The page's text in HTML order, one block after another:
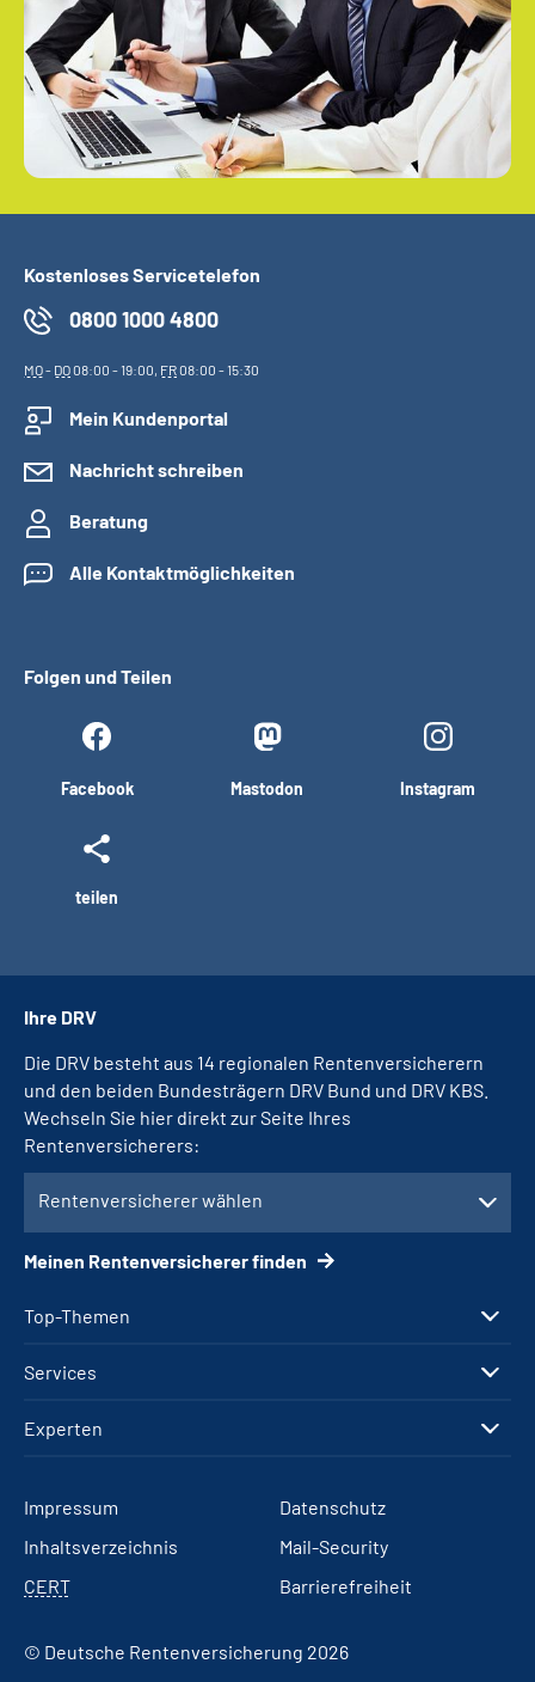
Kostenloses Servicetelefon
0800 1000 4800
MO- DO08:00 - 19:00, FR08:00 - 15:30
Mein Kundenportal
Nachricht schreiben
Beratung
Alle Kontaktmöglichkeiten
Folgen und Teilen
Facebook Mastodon Instagram
teilen
Top-Themen
Services
Experten
Ihre DRV
Die DRV besteht aus 14 regionalen Rentenversicherern
und den beiden Bundesträgern DRV Bund und DRV KBS.
Wechseln Sie hier direkt zur Seite Ihres
Rentenversicherers:
Rentenversicherer wählen
Meinen Rentenversicherer finden
Impressum
Datenschutz
Inhaltsverzeichnis
Mail-Security
CERT
Barrierefreiheit
© Deutsche Rentenversicherung 2026